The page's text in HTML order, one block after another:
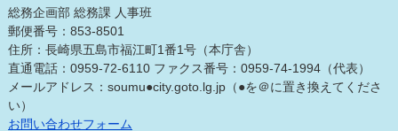
総務企画部 総務課 人事班
郵便番号：853-8501
住所：長崎県五島市福江町1番1号（本庁舎）
直通電話：0959-72-6110 ファクス番号：0959-74-1994（代表）
メールアドレス：soumu●city.goto.lg.jp（●を＠に置き換えてくださ
い）
お問い合わせフォーム